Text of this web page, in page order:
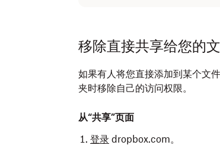
移除直接共享给您的
如果有人将您直接添加到某个文
夹时移除自己的访问权限。
从“共享”页面
登录 dropbox.com。